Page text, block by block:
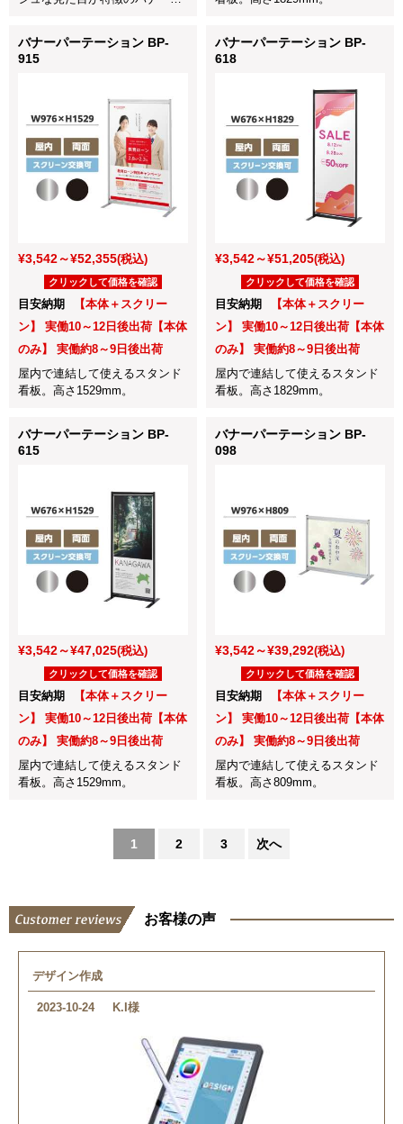
バナーパーテーション BP-
915
¥3,542～¥52,355(税込)
クリックして価格を確認
目安納期
【本体＋スクリー
ン】 実働10～12日後出荷【本体
のみ】 実働約8～9日後出荷
屋内で連結して使えるスタンド
看板。高さ1529mm。
バナーパーテーション BP-
618
¥3,542～¥51,205(税込)
クリックして価格を確認
目安納期
【本体＋スクリー
ン】 実働10～12日後出荷【本体
のみ】 実働約8～9日後出荷
屋内で連結して使えるスタンド
看板。高さ1829mm。
バナーパーテーション BP-
615
¥3,542～¥47,025(税込)
クリックして価格を確認
目安納期
【本体＋スクリー
ン】 実働10～12日後出荷【本体
のみ】 実働約8～9日後出荷
屋内で連結して使えるスタンド
看板。高さ1529mm。
バナーパーテーション BP-
098
¥3,542～¥39,292(税込)
クリックして価格を確認
目安納期
【本体＋スクリー
ン】 実働10～12日後出荷【本体
のみ】 実働約8～9日後出荷
屋内で連結して使えるスタンド
看板。高さ809mm。
1 2 3 次へ
お客様の声
デザイン作成
2023-10-24 K.I様